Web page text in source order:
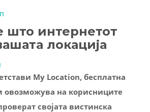
што интернетот
локација
My Location, бесплатна
овозможува на корисниците
својата вистинска